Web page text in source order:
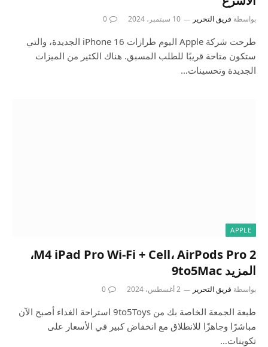
بواسطة فريق التحرير 10 سبتمبر، 2024 0
طرحت شركة Apple اليوم طرازات iPhone 16 الجديدة، والتي
ستكون متاحة قريبًا للطلب المسبق. هناك الكثير من الميزات
الجديدة وتحسينات…
APPLE
M4 iPad Pro Wi-Fi + Cell، AirPods Pro 2،
المزيد 9to5Mac
بواسطة فريق التحرير 2 أغسطس، 2024 0
طبعة الجمعة الخاصة بك من 9to5Toys استراحة الغداء أصبح الآن
مباشرًا وجاهزًا للانطلاق مع انخفاض كبير في الأسعار على
تكوينات…